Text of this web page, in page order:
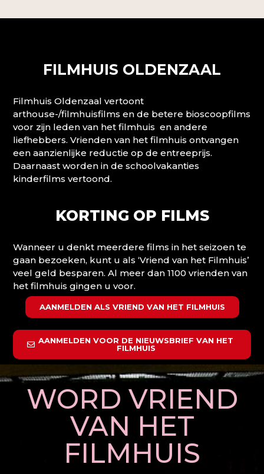
FILMHUIS OLDENZAAL
Filmhuis Oldenzaal vertoont
arthouse-/filmhuisfilms en de betere bioscoopfilms
voor zijn leden van het filmhuis en andere
liefhebbers. Vrienden van het filmhuis ontvangen
een aanzienlijke reductie op de entreeprijs.
Daarnaast worden in de schoolvakanties
kinderfilms vertoond.
KORTING OP FILMS
Wanneer u denkt meerdere films in het seizoen te
gaan bezoeken, kunt u als ‘Vriend van het Filmhuis’
veel geld besparen. Al meer dan 1100 vrienden van
het filmhuis gingen u voor.
AANMELDEN ALS VRIEND VAN HET FILMHUIS
AANMELDEN VOOR DE NIEUWSBRIEF VAN HET
FILMHUIS
WORD VRIEND
VAN HET
FILMHUIS